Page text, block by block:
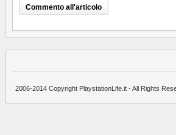
2006-2014 Copyright PlaystationLife.it - All Rights